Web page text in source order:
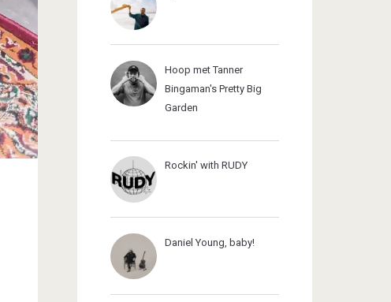
Hoop met Tanner
Bingaman's Pretty Big
Garden
Rockin' with RUDY
Daniel Young, baby!